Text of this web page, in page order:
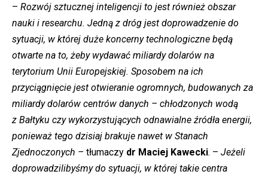
– Rozwój sztucznej inteligencji to jest również obszar
nauki i researchu. Jedną z dróg jest doprowadzenie do
sytuacji, w której duże koncerny technologiczne będą
otwarte na to, żeby wydawać miliardy dolarów na
terytorium Unii Europejskiej. Sposobem na ich
przyciągnięcie jest otwieranie ogromnych, budowanych za
miliardy dolarów centrów danych – chłodzonych wodą
z Bałtyku czy wykorzystujących odnawialne źródła energii,
ponieważ tego dzisiaj brakuje nawet w Stanach
Zjednoczonych – tłumaczy dr Maciej Kawecki. – Jeżeli
doprowadzilibyśmy do sytuacji, w której takie centra